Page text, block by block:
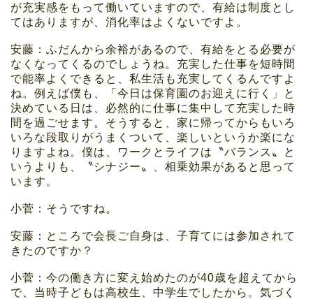
が充実感をもって働いていますので、有給は制度とし
てはありますが、消化率はよくないですよ。
安藤：ふだんから余裕があるので、有給をとる必要が
なくなってくるのでしょうね。充実した仕事を短時間
で能率よくできると、私生活も充実してくるんですよ
ね。例えば僕も、「今日は保育園のお迎えに行く」と
決めている日は、必然的に仕事に集中して充実した時
間を過ごせます。そうすると、家に帰ってからもいろ
いろな段取りがうまくついて、楽しいというか楽にな
りますよね。僕は、ワークとライフは〝バランス〟と
いうよりも、〝シナジー〟、相乗効果があると思って
います。
小菅：そうですね。
安藤：ところで会長ご自身は、子育てには参加されて
きたのですか？
小菅：今の働き方に変え始めたのが40歳を超えてから
で、当時子どもは高校生、中学生でしたから。気づく